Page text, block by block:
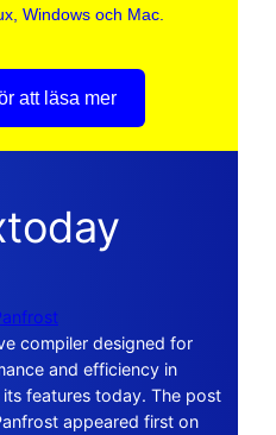
Windows och Mac.
att läsa mer
compiler designed for
and efficiency in
features today. The post
appeared first on